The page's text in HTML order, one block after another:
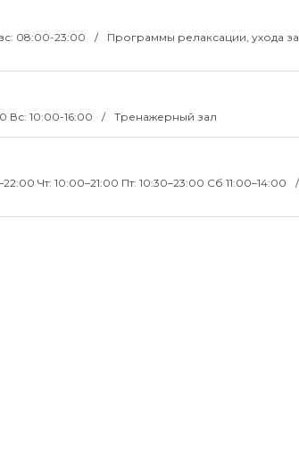
08:00-23:00
Программы релаксации, ухода за
Вс: 10:00-16:00 Тренажерный зал
Чт: 10:00–21:00 Пт: 10:30–23:00 Сб 11:00–14:00